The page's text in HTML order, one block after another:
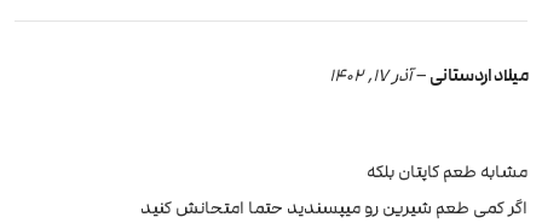
میلاد اردستانی–آذر 17, 1402
مشابه طعم کاپتان بلکه
اگر کمی طعم شیرین رو میپسندید حتما امتحانش کنید